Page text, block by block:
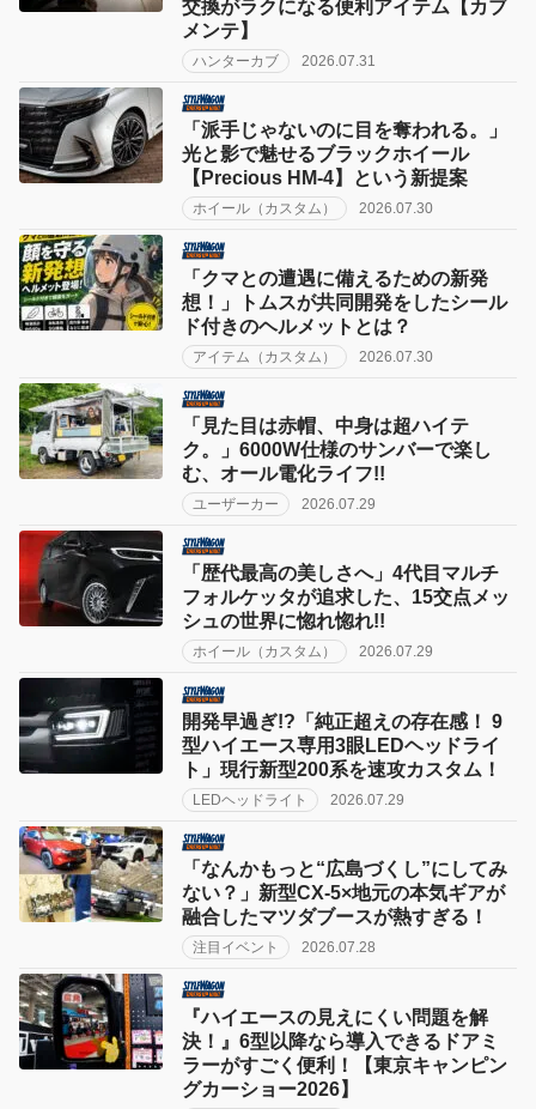
交換がラクになる便利アイテム【カブ
メンテ】
ハンターカブ 2026.07.31
「派手じゃないのに目を奪われる。」
光と影で魅せるブラックホイール
【Precious HM-4】という新提案
ホイール（カスタム） 2026.07.30
「クマとの遭遇に備えるための新発
想！」トムスが共同開発をしたシール
ド付きのヘルメットとは？
アイテム（カスタム） 2026.07.30
「見た目は赤帽、中身は超ハイテ
ク。」6000W仕様のサンバーで楽し
む、オール電化ライフ!!
ユーザーカー 2026.07.29
「歴代最高の美しさへ」4代目マルチ
フォルケッタが追求した、15交点メッ
シュの世界に惚れ惚れ!!
ホイール（カスタム） 2026.07.29
開発早過ぎ!?「純正超えの存在感！ 9
型ハイエース専用3眼LEDヘッドライ
ト」現行新型200系を速攻カスタム！
LEDヘッドライト 2026.07.29
「なんかもっと“広島づくし”にしてみ
ない？」新型CX-5×地元の本気ギアが
融合したマツダブースが熱すぎる！
注目イベント 2026.07.28
『ハイエースの見えにくい問題を解
決！』6型以降なら導入できるドアミ
ラーがすごく便利！【東京キャンピン
グカーショー2026】